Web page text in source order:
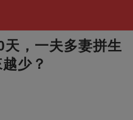
，一夫多妻拼生
少？